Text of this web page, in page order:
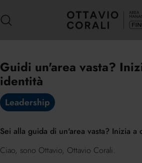
Guidi un'area vasta?
identità
Leadership
Sei alla guida di un'area vasta? Inizia
Ciao, sono Ottavio, Ottavio Corali.